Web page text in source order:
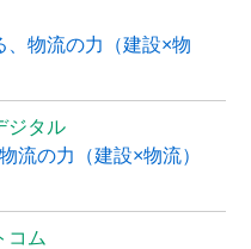
、物流の力（建設×物
ジタル
流の力（建設×物流）
コム